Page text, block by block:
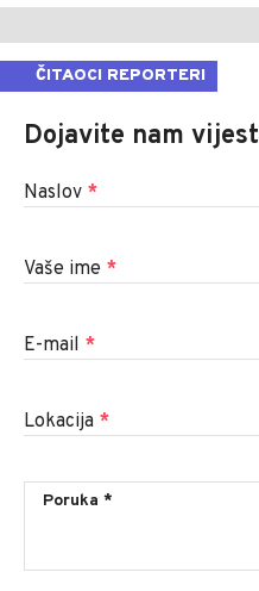
ČITAOCI REPORTERI
Dojavite nam vijest
Naslov *
Vaše ime *
E-mail *
Lokacija *